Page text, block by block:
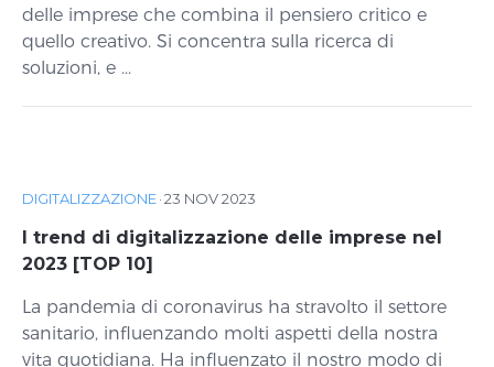
delle imprese che combina il pensiero critico e
quello creativo. Si concentra sulla ricerca di
soluzioni, e ...
DIGITALIZZAZIONE·23 NOV 2023
I trend di digitalizzazione delle imprese nel
2023 [TOP 10]
La pandemia di coronavirus ha stravolto il settore
sanitario, influenzando molti aspetti della nostra
vita quotidiana. Ha influenzato il nostro modo di